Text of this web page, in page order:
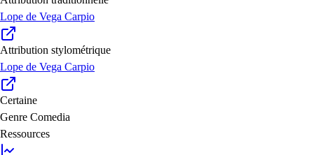
Lope de Vega Carpio
Attribution stylométrique
Lope de Vega Carpio
Certaine
Genre Comedia
Ressources